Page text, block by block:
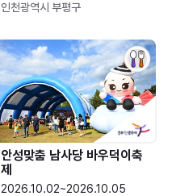
인천광역시 부평구
안성맞춤 남사당 바우덕이축
제
2026.10.02~2026.10.05